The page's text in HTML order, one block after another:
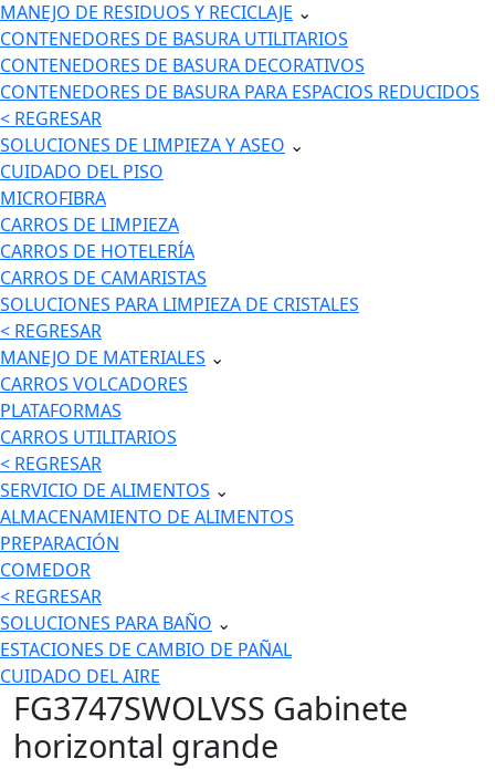
MANEJO DE RESIDUOS Y RECICLAJE ⌄
CONTENEDORES DE BASURA UTILITARIOS
CONTENEDORES DE BASURA DECORATIVOS
CONTENEDORES DE BASURA PARA ESPACIOS REDUCIDOS
< REGRESAR
SOLUCIONES DE LIMPIEZA Y ASEO ⌄
CUIDADO DEL PISO
MICROFIBRA
CARROS DE LIMPIEZA
CARROS DE HOTELERÍA
CARROS DE CAMARISTAS
SOLUCIONES PARA LIMPIEZA DE CRISTALES
< REGRESAR
MANEJO DE MATERIALES ⌄
CARROS VOLCADORES
PLATAFORMAS
CARROS UTILITARIOS
< REGRESAR
SERVICIO DE ALIMENTOS ⌄
ALMACENAMIENTO DE ALIMENTOS
PREPARACIÓN
COMEDOR
< REGRESAR
SOLUCIONES PARA BAÑO ⌄
ESTACIONES DE CAMBIO DE PAÑAL
CUIDADO DEL AIRE
FG3747SWOLVSS Gabinete
horizontal grande